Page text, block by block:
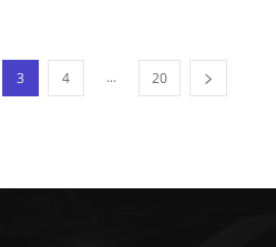
3 4 ... 20